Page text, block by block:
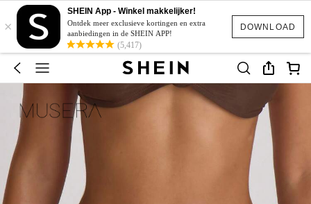
DOWNLOAD
×
SHEIN App - Winkel makkelijker!
Ontdek meer exclusieve kortingen en extra
aanbiedingen in de SHEIN APP!
(5,417)